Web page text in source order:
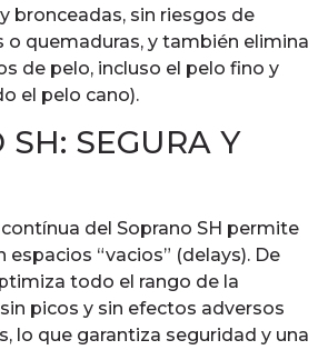
bronceadas, sin riesgos de
o quemaduras, y también elimina
de pelo, incluso el pelo fino y
el pelo cano).
SH: SEGURA Y
del Soprano SH permite
espacios “vacios” (delays). De
todo el rango de la
picos y sin efectos adversos
lo que garantiza seguridad y una